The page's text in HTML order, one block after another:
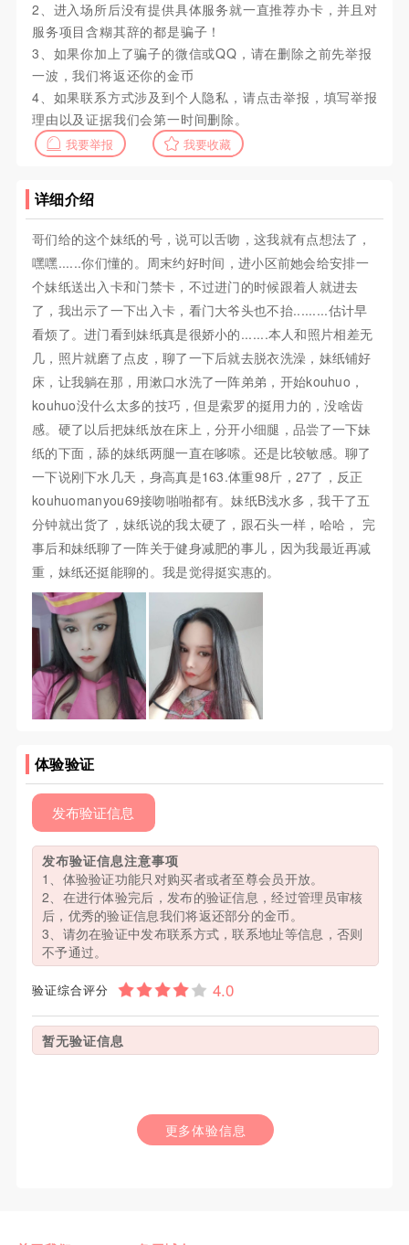
2、进入场所后没有提供具体服务就一直推荐办卡，并且对
服务项目含糊其辞的都是骗子！
3、如果你加上了骗子的微信或QQ，请在删除之前先举报
一波，我们将返还你的金币
4、如果联系方式涉及到个人隐私，请点击举报，填写举报
理由以及证据我们会第一时间删除。
我要举报 我要收藏
详细介绍
哥们给的这个妹纸的号，说可以舌吻，这我就有点想法了，
嘿嘿......你们懂的。周末约好时间，进小区前她会给安排一
个妹纸送出入卡和门禁卡，不过进门的时候跟着人就进去
了，我出示了一下出入卡，看门大爷头也不抬.........估计早
看烦了。进门看到妹纸真是很娇小的.......本人和照片相差无
几，照片就磨了点皮，聊了一下后就去脱衣洗澡，妹纸铺好
床，让我躺在那，用漱口水洗了一阵弟弟，开始kouhuo，
kouhuo没什么太多的技巧，但是索罗的挺用力的，没啥齿
感。硬了以后把妹纸放在床上，分开小细腿，品尝了一下妹
纸的下面，舔的妹纸两腿一直在哆嗦。还是比较敏感。聊了
一下说刚下水几天，身高真是163.体重98斤，27了，反正
kouhuomanyou69接吻啪啪都有。妹纸B浅水多，我干了五
分钟就出货了，妹纸说的我太硬了，跟石头一样，哈哈， 完
事后和妹纸聊了一阵关于健身减肥的事儿，因为我最近再减
重，妹纸还挺能聊的。我是觉得挺实惠的。
体验验证
发布验证信息
发布验证信息注意事项
1、体验验证功能只对购买者或者至尊会员开放。
2、在进行体验完后，发布的验证信息，经过管理员审核
后，优秀的验证信息我们将返还部分的金币。
3、请勿在验证中发布联系方式，联系地址等信息，否则
不予通过。
验证综合评分
暂无验证信息
更多体验信息